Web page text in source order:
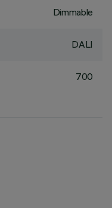
Dimmable
DALI
700